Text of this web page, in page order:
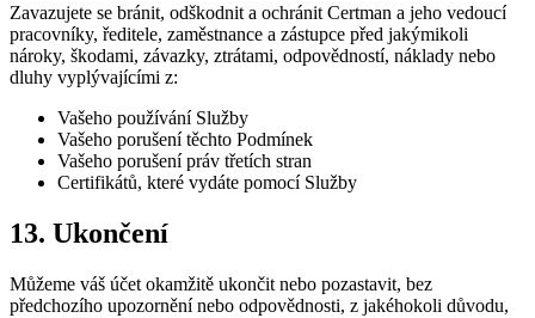
Zavazujete se bránit, odškodnit a ochránit Certman a jeho vedoucí
pracovníky, ředitele, zaměstnance a zástupce před jakýmikoli
nároky, škodami, závazky, ztrátami, odpovědností, náklady nebo
dluhy vyplývajícími z:
Vašeho používání Služby
Vašeho porušení těchto Podmínek
Vašeho porušení práv třetích stran
Certifikátů, které vydáte pomocí Služby
13. Ukončení
Můžeme váš účet okamžitě ukončit nebo pozastavit, bez
předchozího upozornění nebo odpovědnosti, z jakéhokoli důvodu,